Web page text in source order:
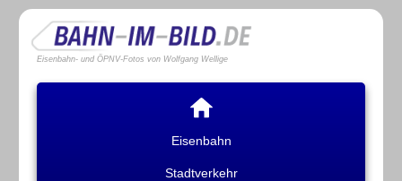
Eisenbahn- und ÖPNV-Fotos von Wolfgang Wellige
Eisenbahn
Stadtverkehr